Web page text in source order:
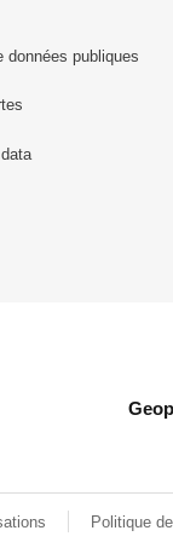
données publiques
Politique